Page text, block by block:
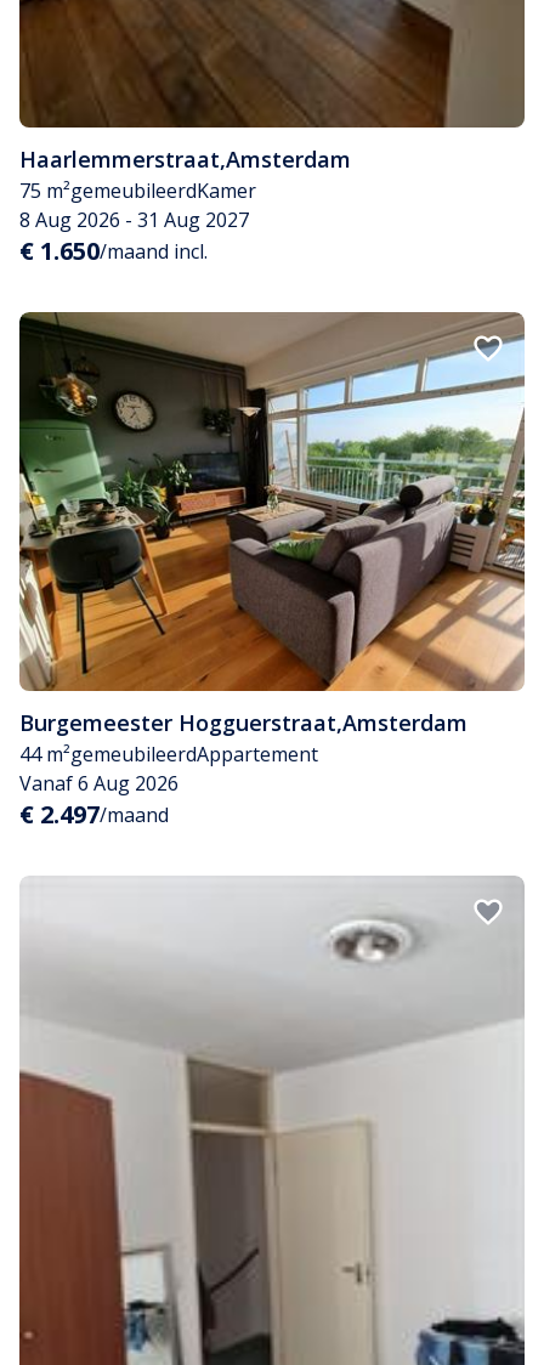
Haarlemmerstraat,Amsterdam
75 m²gemeubileerdKamer
8 Aug 2026 - 31 Aug 2027
€ 1.650/maand incl.
Burgemeester Hogguerstraat,Amsterdam
44 m²gemeubileerdAppartement
Vanaf 6 Aug 2026
€ 2.497/maand